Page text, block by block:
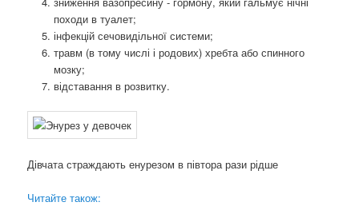
походи в туалет;
інфекцій сечовидільної системи;
травм (в тому числі і родових) хребта або спинного
мозку;
відставання в розвитку.
Дівчата страждають енурезом в півтора рази рідше
Читайте також: